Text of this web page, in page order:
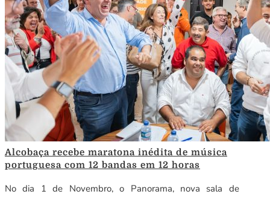
Alcobaça recebe maratona inédita de música
portuguesa com 12 bandas em 12 horas
No dia 1 de Novembro, o Panorama, nova sala de